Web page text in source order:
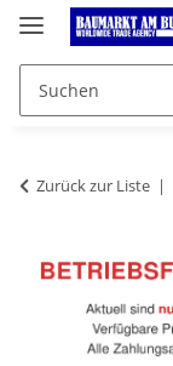
Zurück zur Liste